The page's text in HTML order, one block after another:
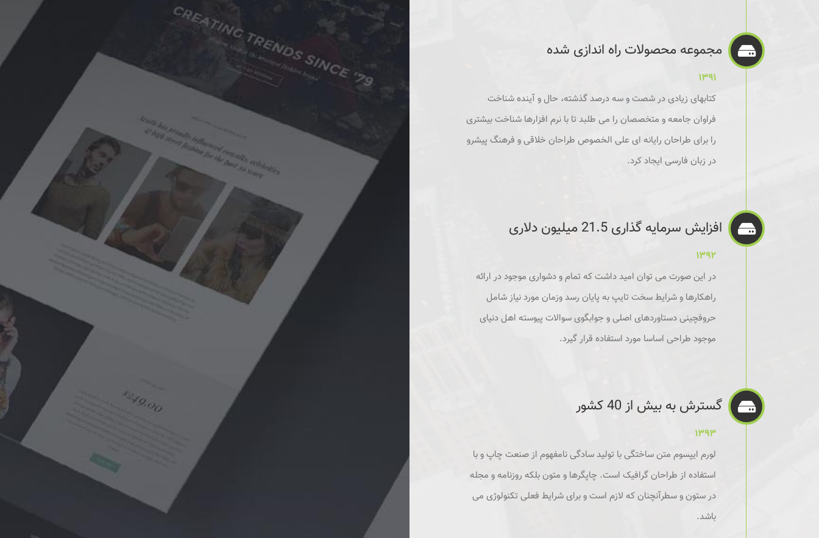
مجموعه محصولات راه اندازی شده
۱۳۹۱
کتابهای زیادی در شصت و سه درصد گذشته، حال و آینده شناخت
فراوان جامعه و متخصصان را می طلبد تا با نرم افزارها شناخت بیشتری
را برای طراحان رایانه ای علی الخصوص طراحان خلاقی و فرهنگ پیشرو
در زبان فارسی ایجاد کرد.
افزایش سرمایه گذاری 21.5 میلیون دلاری
۱۳۹۲
در این صورت می توان امید داشت که تمام و دشواری موجود در ارائه
راهکارها و شرایط سخت تایپ به پایان رسد وزمان مورد نیاز شامل
حروفچینی دستاوردهای اصلی و جوابگوی سوالات پیوسته اهل دنیای
موجود طراحی اساسا مورد استفاده قرار گیرد.
گسترش به بیش از 40 کشور
۱۳۹۳
لورم ایپسوم متن ساختگی با تولید سادگی نامفهوم از صنعت چاپ و با
استفاده از طراحان گرافیک است. چاپگرها و متون بلکه روزنامه و مجله
در ستون و سطرآنچنان که لازم است و برای شرایط فعلی تکنولوژی می
باشد.